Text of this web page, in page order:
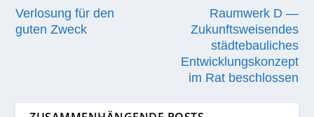
Verlosung für den
guten Zweck
Raumwerk D —
Zukunftsweisendes
städtebauliches
Entwicklungskonzept
im Rat beschlossen